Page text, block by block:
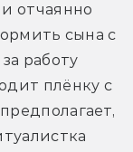
отчаянно
сына с
работу
плёнку с